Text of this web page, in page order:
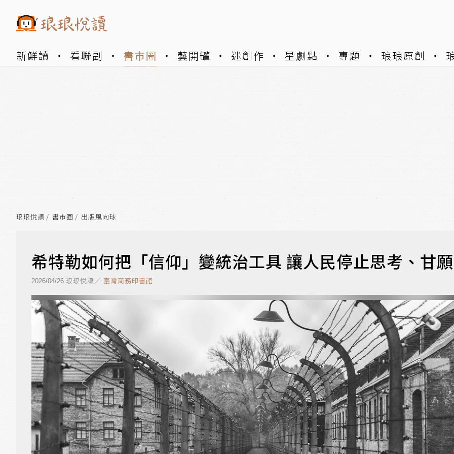
新鮮讀 看聯副 書市圈 藝開罐 迷創作 星劇點 專題 琅琅原創
琅琅悅讀 書市圈 出版風向球
希特勒如何把「信仰」變統治工具 讓人民停止思考、甘
2026/04/26 琅琅悅讀／ 臺灣商務印書館